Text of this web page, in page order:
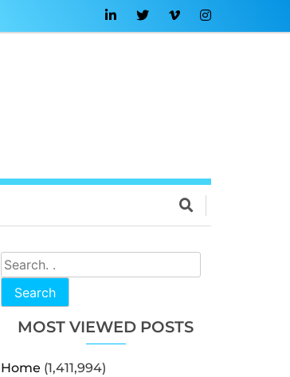
Search
MOST VIEWED POSTS
Home (1,411,994)